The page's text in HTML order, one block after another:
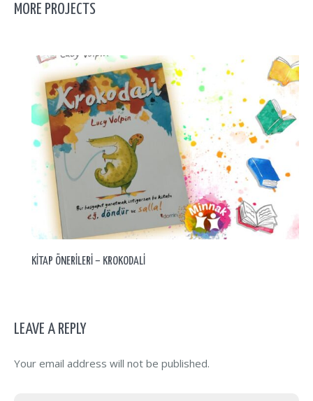
MORE PROJECTS
SEVMEYEN KROKODİL
LEAVE A REPLY
Your email address will not be published.